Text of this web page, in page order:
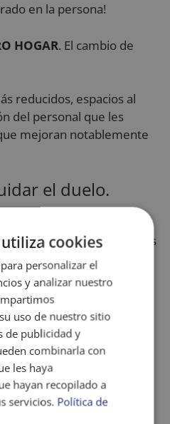
en la persona!
HOGAR. El cambio de
reducidos, espacios al
del personal que les
mejoran notablemente
el duelo.
situaciones durísimas. Al
las restricciones eran tales
de su ser
situación, se ha
duelo y de esta
y protocolos
el duelo.
de las
cookies
personalizar el
y analizar nuestro
uso de nuestro sitio
de publicidad y
combinarla con
les haya
hayan recopilado a
servicios. Política de